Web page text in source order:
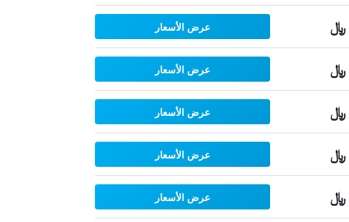
عرض الأسعار
عرض الأسعار
عرض الأسعار
عرض الأسعار
عرض الأسعار